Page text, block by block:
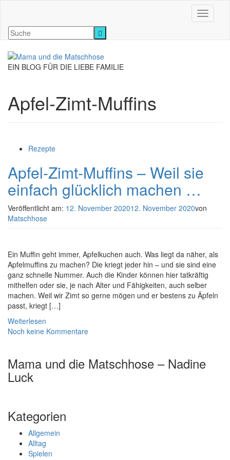
EIN BLOG FÜR DIE LIEBE FAMILIE
Apfel-Zimt-Muffins
Rezepte
Apfel-Zimt-Muffins – Weil sie
einfach glücklich machen …
Veröffentlicht am: 12. November 202012. November 2020von
Matschhose
Ein Muffin geht immer, Apfelkuchen auch. Was liegt da näher, als
Apfelmuffins zu machen? Die kriegt jeder hin – und sie sind eine
ganz schnelle Nummer. Auch die Kinder können hier tatkräftig
mithelfen oder sie, je nach Alter und Fähigkeiten, auch selber
machen. Weil wir Zimt so gerne mögen und er bestens zu Äpfeln
passt, kriegt […]
Weiterlesen
Noch keine Kommentare
Mama und die Matschhose – Nadine
Luck
Kategorien
Allgemein
Alltag
Spielen